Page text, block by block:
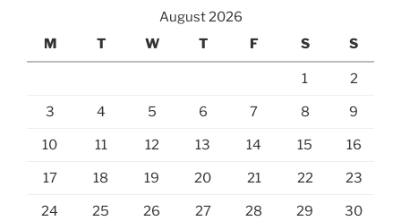
August 2026
M
T W T F S S
1 2
3 4 5 6 7 8 9
10 11 12 13 14 15 16
17 18 19 20 21 22 23
24 25 26 27 28 29 30